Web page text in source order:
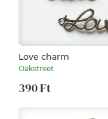
Love charm
Oakstreet
390 Ft